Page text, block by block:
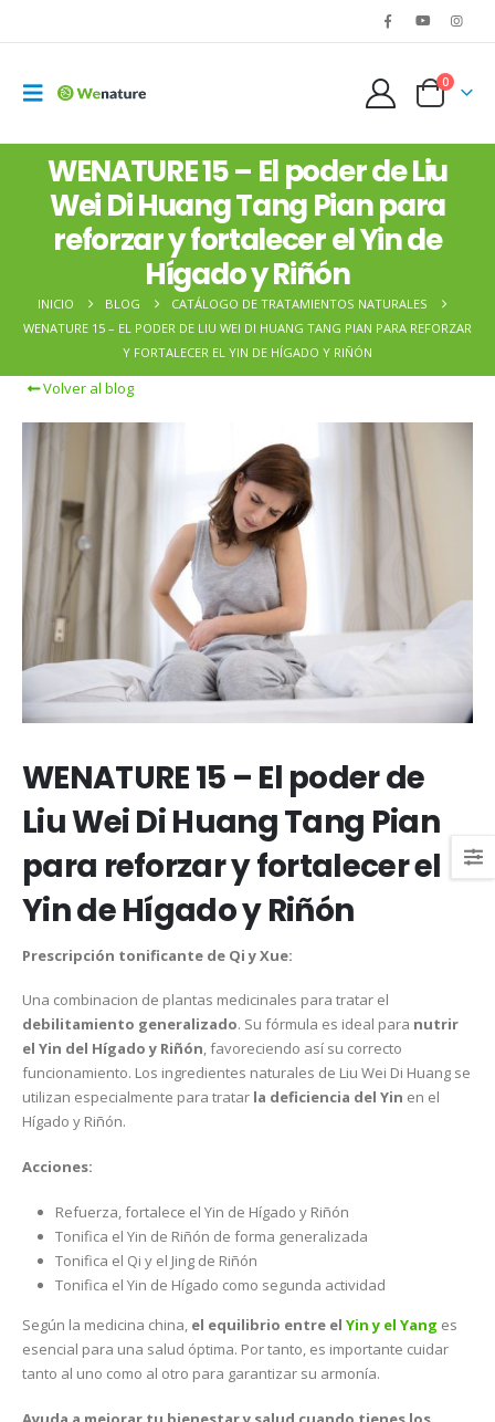
0
WENATURE 15 – El poder de Liu
Wei Di Huang Tang Pian para
reforzar y fortalecer el Yin de
Hígado y Riñón
INICIO BLOG
CATÁLOGO DE TRATAMIENTOS NATURALES
WENATURE 15 – EL PODER DE LIU WEI DI HUANG TANG PIAN PARA REFORZAR
Y FORTALECER EL YIN DE HÍGADO Y RIÑÓN
Volver al blog
WENATURE 15 – El poder de
Liu Wei Di Huang Tang Pian
para reforzar y fortalecer el
Yin de Hígado y Riñón
Prescripción tonificante de Qi y Xue:
Una combinacion de plantas medicinales para tratar el
debilitamiento generalizado. Su fórmula es ideal para nutrir
el Yin del Hígado y Riñón, favoreciendo así su correcto
funcionamiento. Los ingredientes naturales de Liu Wei Di Huang se
utilizan especialmente para tratar la deficiencia del Yin en el
Hígado y Riñón.
Acciones:
Refuerza, fortalece el Yin de Hígado y Riñón
Tonifica el Yin de Riñón de forma generalizada
Tonifica el Qi y el Jing de Riñón
Tonifica el Yin de Hígado como segunda actividad
Según la medicina china, el equilibrio entre el Yin y el Yang es
esencial para una salud óptima. Por tanto, es importante cuidar
tanto al uno como al otro para garantizar su armonía.